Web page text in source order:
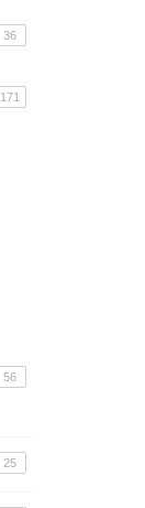
36
171
56
25